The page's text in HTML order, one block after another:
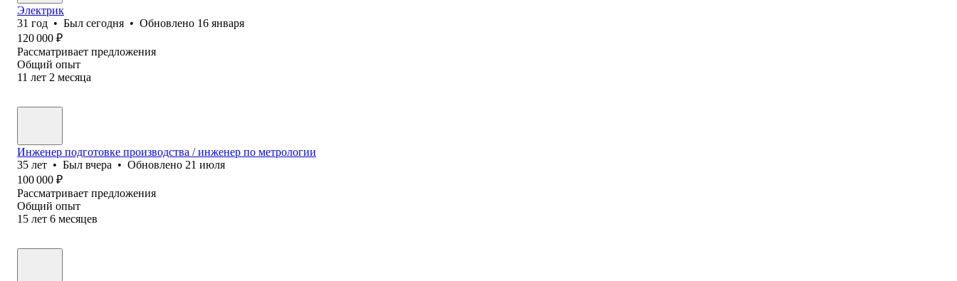
Электрик
31 год • Был сегодня • Обновлено 16 января
120 000 ₽
Рассматривает предложения
Общий опыт
11 лет 2 месяца
Инженер подготовке производства / инженер по метрологии
35 лет • Был вчера • Обновлено 21 июля
100 000 ₽
Рассматривает предложения
Общий опыт
15 лет 6 месяцев